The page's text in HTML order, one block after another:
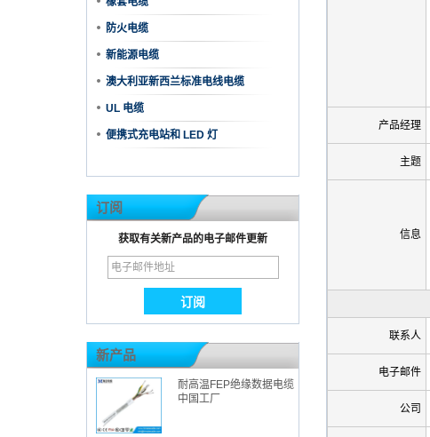
防火电缆
新能源电缆
澳大利亚新西兰标准电线电缆
UL 电缆
便携式充电站和 LED 灯
订阅
获取有关新产品的电子邮件更新
新产品
耐高温FEP绝缘数据电缆
中国工厂
产品经理
主题
信息
联系人
电子邮件
公司